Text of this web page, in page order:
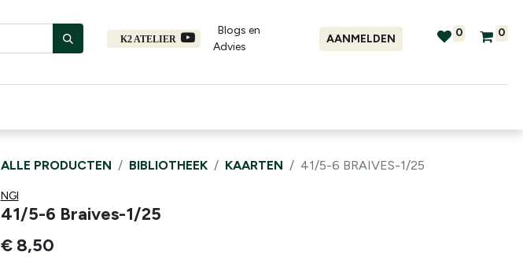
K2 ATELIER
Blogs en
Advies​
AANMELDEN 0 0
ALLE PRODUCTEN BIBLIOTHEEK KAARTEN 41/5-6 BRAIVES-1/25
NGI
41/5-6 Braives-1/25
€ 8,50